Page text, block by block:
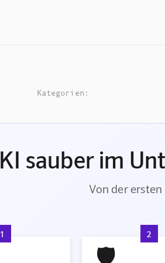
Kategorien:
KI sauber im
Von der
1 2
🛡️